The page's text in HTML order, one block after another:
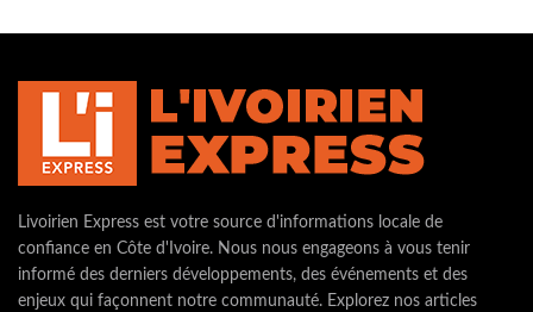
Livoirien Express est votre source d'informations locale de
confiance en Côte d'Ivoire. Nous nous engageons à vous tenir
informé des derniers développements, des événements et des
enjeux qui façonnent notre communauté. Explorez nos articles